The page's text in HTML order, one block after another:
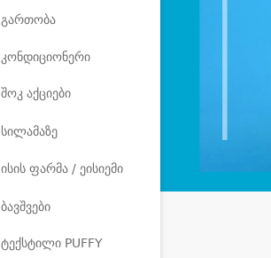
გართობა
კონდიციონერი
შოკ აქციები
სილამაზე
ისის ფარმა / ეისიემი
ბავშვები
ტექსტილი PUFFY